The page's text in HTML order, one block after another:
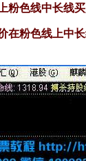
粉色线中长线
在粉色线上中